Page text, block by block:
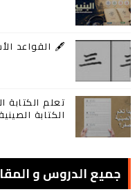
🖋️ القواعد
تعلم الكتابة
الكتابة الصينية
جميع الدروس و